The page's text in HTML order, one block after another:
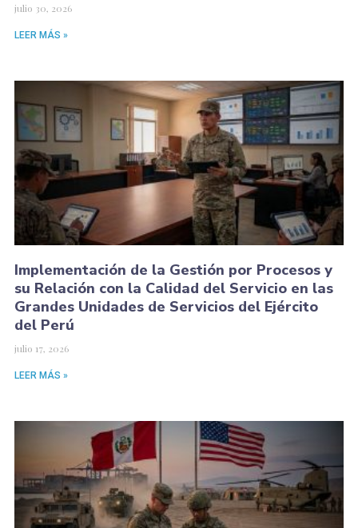
julio 30, 2026
LEER MÁS »
Implementación de la Gestión por Procesos y
su Relación con la Calidad del Servicio en las
Grandes Unidades de Servicios del Ejército
del Perú
julio 17, 2026
LEER MÁS »